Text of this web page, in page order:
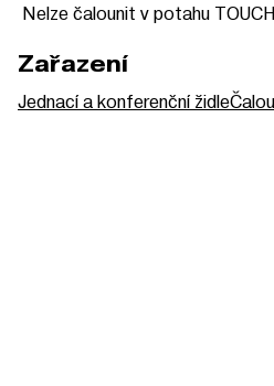
Nelze čalounit v potahu
Zařazení
Jednací a konferenční židle